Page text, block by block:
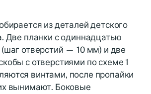
из деталей детского
Две планки с одиннадцатью
отверстий — 10 мм) и две
с отверстиями по схеме 1
винтами, после пропайки
вынимают. Боковые